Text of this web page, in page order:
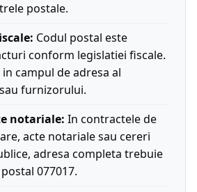
postale.
Codul postal este
conform legislatiei fiscale.
campul de adresa al
furnizorului.
notariale: In contractele de
acte notariale sau cereri
adresa completa trebuie
077017.